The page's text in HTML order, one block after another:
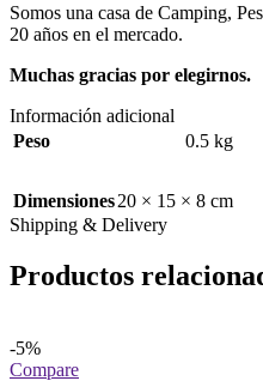
Somos una casa de Camping,
20 años en el mercado.
Muchas gracias por elegirnos.
Información adicional
Peso
0.5 kg
Dimensiones20 × 15 × 8 cm
Shipping & Delivery
Productos
-5%
Compare